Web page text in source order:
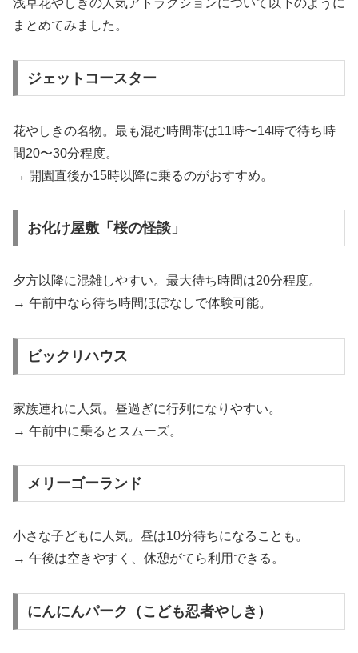
浅草花やしきの人気アトラクションについて以下のように
まとめてみました。
ジェットコースター
花やしきの名物。最も混む時間帯は11時〜14時で待ち時
間20〜30分程度。
→ 開園直後か15時以降に乗るのがおすすめ。
お化け屋敷「桜の怪談」
夕方以降に混雑しやすい。最大待ち時間は20分程度。
→ 午前中なら待ち時間ほぼなしで体験可能。
ビックリハウス
家族連れに人気。昼過ぎに行列になりやすい。
→ 午前中に乗るとスムーズ。
メリーゴーランド
小さな子どもに人気。昼は10分待ちになることも。
→ 午後は空きやすく、休憩がてら利用できる。
にんにんパーク（こども忍者やしき）